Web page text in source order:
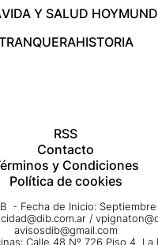
VIDA Y SALUD HOY
HISTORIA
RSS
Contacto
y Condiciones
Política de cookies
- Fecha de Inicio:
/
avisosdib@gmail.com
Calle 48 Nº 726 Piso 4, La